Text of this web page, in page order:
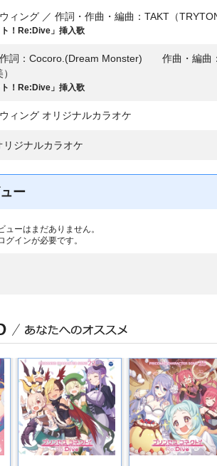
ング ／ 作詞・作曲・編曲：TAKT（
ト！Re:Dive」挿入歌
詞：Cocoro.(Dream Monster) 作曲・編曲
ト！Re:Dive」挿入歌
ィング オリジナルカラオケ
ジナルカラオケ
ー
ーはまだありません。
グインが必要です。